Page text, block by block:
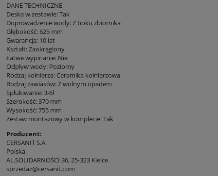
DANE TECHNICZNE
Deska w zestawie: Tak
Doprowadzenie wody: Z boku zbiornika
Głębokość: 625 mm
Gwarancja: 10 lat
Kształt: Zaokrąglony
Łatwe wypinanie: Nie
Odpływ wody: Poziomy
Rodzaj kołnierza: Ceramika kołnierzowa
Rodzaj zawiasów: Z wolnym opadem
Spłukiwanie: 3-6l
Szerokość: 370 mm
Wysokość: 755 mm
Zestaw montażowy w komplecie: Tak
Producent:
CERSANIT S.A.
Polska
AL.SOLIDARNOŚCI 36, 25-323 Kielce
sprzedaz@cersanit.com